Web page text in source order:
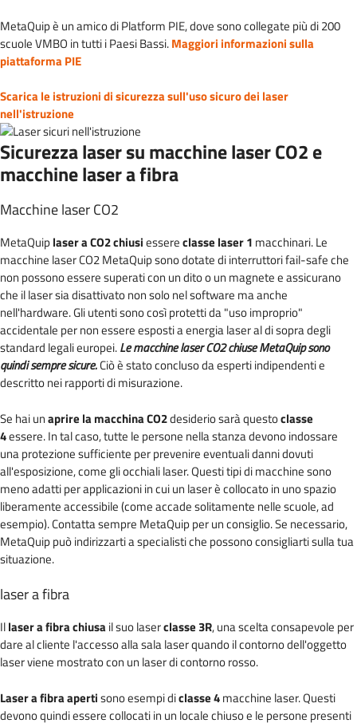
MetaQuip è un amico di Platform PIE, dove sono collegate più di 200
scuole VMBO in tutti i Paesi Bassi.Maggiori informazioni sulla
piattaforma PIE
Scarica le istruzioni di sicurezza sull'uso sicuro dei laser
nell'istruzione
Sicurezza laser su macchine laser CO2 e
macchine laser a fibra
Macchine laser CO2
MetaQuiplaser a CO2 chiusiessereclasse laser 1 macchinari. Le
macchine laser CO2 MetaQuip sono dotate di interruttori fail-safe che
non possono essere superati con un dito o un magnete e assicurano
che il laser sia disattivato non solo nel software ma anche
nell'hardware. Gli utenti sono così protetti da "uso improprio"
accidentale per non essere esposti a energia laser al di sopra degli
standard legali europei.Le macchine laser CO2 chiuse MetaQuip sono
quindi sempre sicure.Ciò è stato concluso da esperti indipendenti e
descritto nei rapporti di misurazione.
Se hai unaprire la macchina CO2desiderio sarà questoclasse
4essere. In tal caso, tutte le persone nella stanza devono indossare
una protezione sufficiente per prevenire eventuali danni dovuti
all'esposizione, come gli occhiali laser. Questi tipi di macchine sono
meno adatti per applicazioni in cui un laser è collocato in uno spazio
liberamente accessibile (come accade solitamente nelle scuole, ad
esempio). Contatta sempre MetaQuip per un consiglio. Se necessario,
MetaQuip può indirizzarti a specialisti che possono consigliarti sulla tua
situazione.
laser a fibra
Illaser a fibra chiusail suo laserclasse 3R, una scelta consapevole per
dare al cliente l'accesso alla sala laser quando il contorno dell'oggetto
laser viene mostrato con un laser di contorno rosso.
Laser a fibra apertisono esempi diclasse 4macchine laser. Questi
devono quindi essere collocati in un locale chiuso e le persone presenti